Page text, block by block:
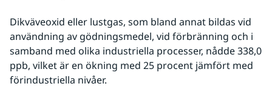
Dikväveoxid eller lustgas, som bland annat bildas vid
användning av gödningsmedel, vid förbränning och i
samband med olika industriella processer, nådde 338,0
ppb, vilket är en ökning med 25 procent jämfört med
förindustriella nivåer.